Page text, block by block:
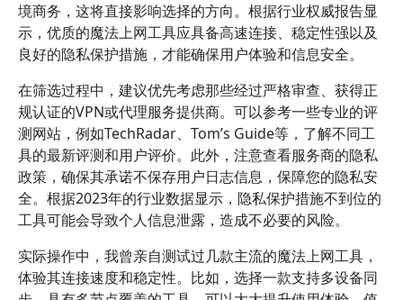
境商务，这将直接影响选择的方向。根据行业权威报告显
示，优质的魔法上网工具应具备高速连接、稳定性强以及
良好的隐私保护措施，才能确保用户体验和信息安全。
在筛选过程中，建议优先考虑那些经过严格审查、获得正
规认证的VPN或代理服务提供商。可以参考一些专业的评
测网站，例如TechRadar、Tom’s Guide等，了解不同工
具的最新评测和用户评价。此外，注意查看服务商的隐私
政策，确保其承诺不保存用户日志信息，保障您的隐私安
全。根据2023年的行业数据显示，隐私保护措施不到位的
工具可能会导致个人信息泄露，造成不必要的风险。
实际操作中，我曾亲自测试过几款主流的魔法上网工具，
体验其连接速度和稳定性。比如，选择一款支持多设备同